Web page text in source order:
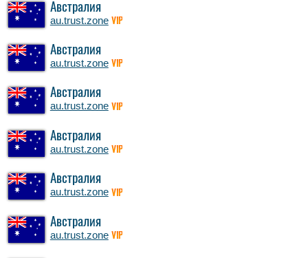
Австралия
au.trust.zone VIP
Австралия
au.trust.zone VIP
Австралия
au.trust.zone VIP
Австралия
au.trust.zone VIP
Австралия
au.trust.zone VIP
Австралия
au.trust.zone VIP